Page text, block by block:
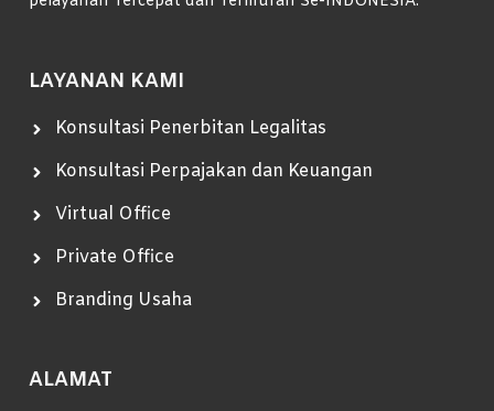
LAYANAN KAMI
Konsultasi Penerbitan Legalitas
Konsultasi Perpajakan dan Keuangan
Virtual Office
Private Office
Branding Usaha
ALAMAT